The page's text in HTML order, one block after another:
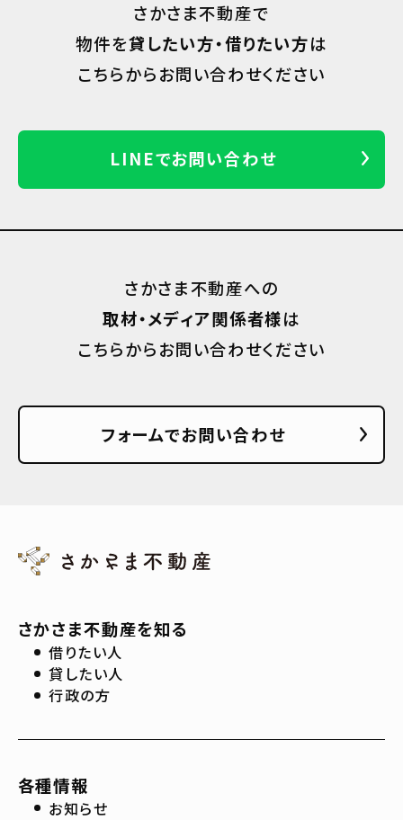
さかさま不動産で
物件を貸したい方・借りたい方は
こちらからお問い合わせください
LINEでお問い合わせ
さかさま不動産への
取材・メディア関係者様は
こちらからお問い合わせください
フォームでお問い合わせ
さかさま不動産を知る
借りたい人
貸したい人
行政の方
各種情報
お知らせ